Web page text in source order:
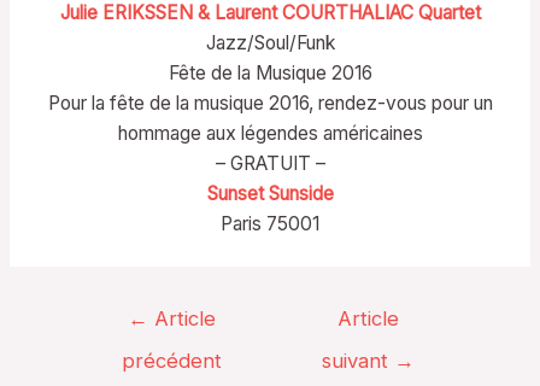
Julie ERIKSSEN & Laurent COURTHALIAC Quartet
Jazz/Soul/Funk
Fête de la Musique 2016
Pour la fête de la musique 2016, rendez-vous pour un
hommage aux légendes américaines
– GRATUIT –
Sunset Sunside
Paris 75001
Navigation
l’article
← Article
précédent
Article
suivant →